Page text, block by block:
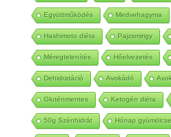
Együttműködés Medvehagyma
Hashimoto diéta Pajzsmirigy
Méregtelenítés Hőelvezetés
Dehidratáció Avokádó
Gluténmentes Ketogén diéta
50g Szénhidrát Hónap gyümölcse